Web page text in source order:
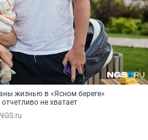
жизнью в «Ясном береге»
не хватает